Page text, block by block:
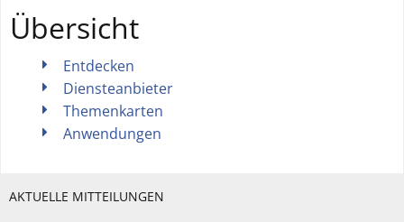
Übersicht
Entdecken
Diensteanbieter
Themenkarten
Anwendungen
AKTUELLE MITTEILUNGEN